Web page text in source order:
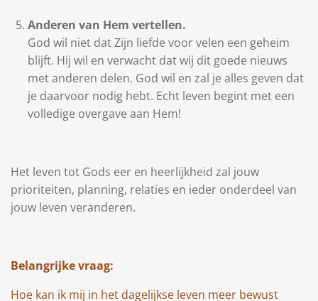
Anderen van Hem vertellen.
God wil niet dat Zijn liefde voor velen een geheim
blijft. Hij wil en verwacht dat wij dit goede nieuws
met anderen delen. God wil en zal je alles geven dat
je daarvoor nodig hebt. Echt leven begint met een
volledige overgave aan Hem!
Het leven tot Gods eer en heerlijkheid zal jouw
prioriteiten, planning, relaties en ieder onderdeel van
jouw leven veranderen.
Belangrijke vraag:
Hoe kan ik mij in het dagelijkse leven meer bewust